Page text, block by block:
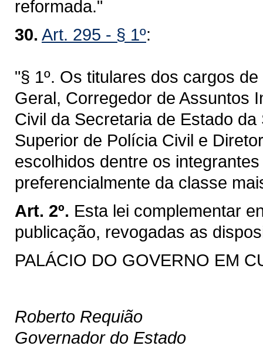
reformada."
30. Art. 295 - § 1º:
"§ 1º. Os titulares dos cargos
Geral, Corregedor de Assuntos
Civil da Secretaria de Estado
Superior de Polícia Civil e
escolhidos dentre os
preferencialmente da classe
Art. 2º. Esta lei complementar
publicação, revogadas as
PALÁCIO DO GOVERNO EM
Roberto Requião
Governador do Estado